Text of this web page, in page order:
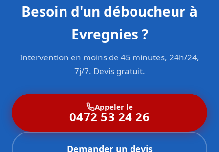
Besoin d'un déboucheur à
Evregnies ?
Intervention en moins de 45 minutes, 24h/24,
7j/7. Devis gratuit.
Appeler le
0472 53 24 26
Demander un devis